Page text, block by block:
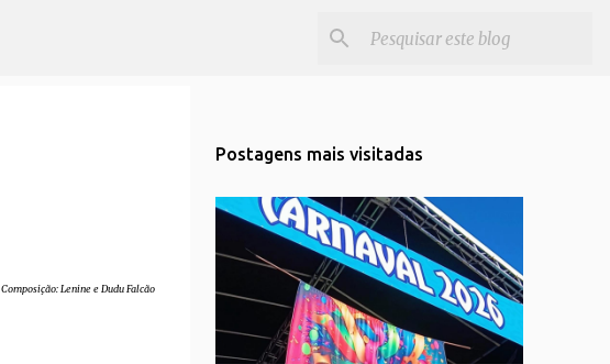
Composição: Lenine e Dudu Falcão
Postagens mais visitadas